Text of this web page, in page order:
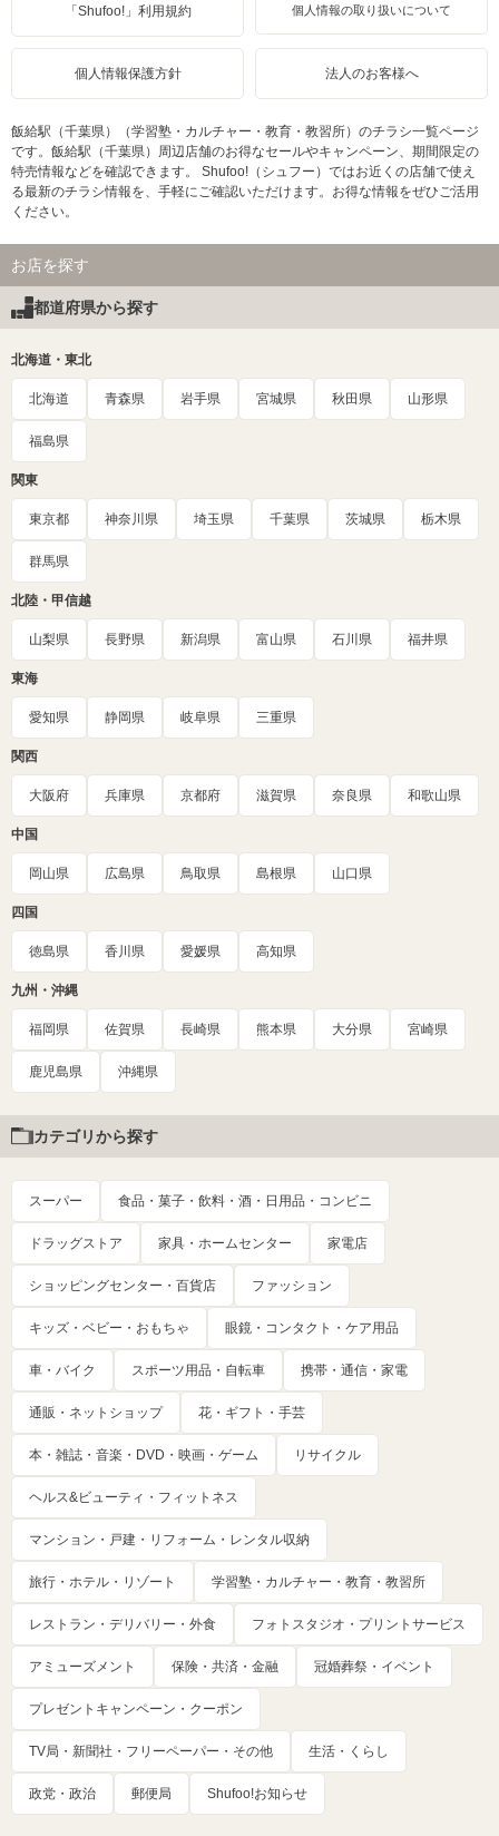
「Shufoo!」利用規約 個人情報の取り扱いについて
個人情報保護方針 法人のお客様へ
飯給駅（千葉県）（学習塾・カルチャー・教育・教習所）のチラシ一覧ページ
です。飯給駅（千葉県）周辺店舗のお得なセールやキャンペーン、期間限定の
特売情報などを確認できます。 Shufoo!（シュフー）ではお近くの店舗で使え
る最新のチラシ情報を、手軽にご確認いただけます。お得な情報をぜひご活用
ください。
お店を探す
都道府県から探す
北海道・東北
北海道 青森県 岩手県 宮城県 秋田県 山形県
福島県
関東
東京都 神奈川県 埼玉県 千葉県 茨城県 栃木県
群馬県
北陸・甲信越
山梨県 長野県 新潟県 富山県 石川県 福井県
東海
愛知県 静岡県 岐阜県 三重県
関西
大阪府 兵庫県 京都府 滋賀県 奈良県 和歌山県
中国
岡山県 広島県 鳥取県 島根県 山口県
四国
徳島県 香川県 愛媛県 高知県
九州・沖縄
福岡県 佐賀県 長崎県 熊本県 大分県 宮崎県
鹿児島県 沖縄県
カテゴリから探す
スーパー 食品・菓子・飲料・酒・日用品・コンビニ
ドラッグストア 家具・ホームセンター 家電店
ショッピングセンター・百貨店 ファッション
キッズ・ベビー・おもちゃ 眼鏡・コンタクト・ケア用品
車・バイク スポーツ用品・自転車 携帯・通信・家電
通販・ネットショップ 花・ギフト・手芸
本・雑誌・音楽・DVD・映画・ゲーム リサイクル
ヘルス&ビューティ・フィットネス
マンション・戸建・リフォーム・レンタル収納
旅行・ホテル・リゾート 学習塾・カルチャー・教育・教習所
レストラン・デリバリー・外食 フォトスタジオ・プリントサービス
アミューズメント 保険・共済・金融 冠婚葬祭・イベント
プレゼントキャンペーン・クーポン
TV局・新聞社・フリーペーパー・その他 生活・くらし
政党・政治 郵便局 Shufoo!お知らせ